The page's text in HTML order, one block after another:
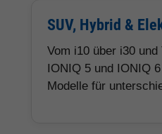
SUV, Hybrid &
Vom i10 über i30 und
IONIQ 5 und IONIQ
Modelle für